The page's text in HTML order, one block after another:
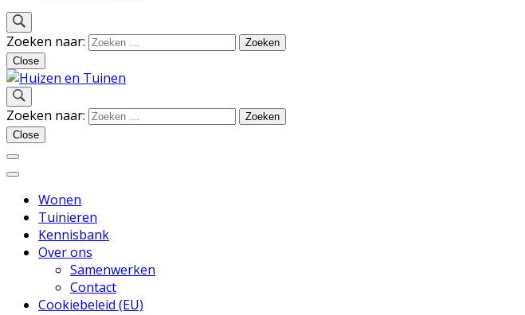
Zoeken naar:
Close
Huizen en Tuinen
Inspiratie voor wonen en tuinieren
Zoeken naar:
Close
Wonen
Tuinieren
Kennisbank
Over ons
Samenwerken
Contact
Cookiebeleid (EU)